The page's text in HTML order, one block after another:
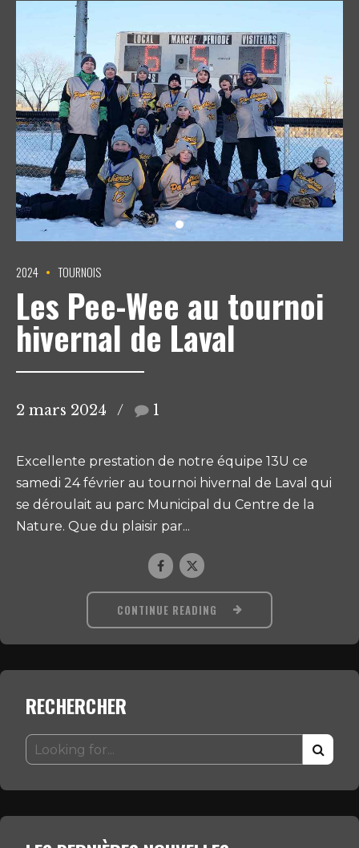
2024 TOURNOIS
Les Pee-Wee au tournoi
hivernal de Laval
2 mars 2024 1
Excellente prestation de notre équipe 13U ce
samedi 24 février au tournoi hivernal de Laval qui
se déroulait au parc Municipal du Centre de la
Nature. Que du plaisir par...
CONTINUE READING
RECHERCHER